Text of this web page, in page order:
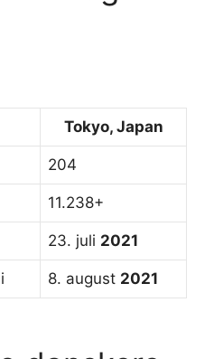
Tokyo, Japan
204
11.238+
23. juli 2021
8. august 2021